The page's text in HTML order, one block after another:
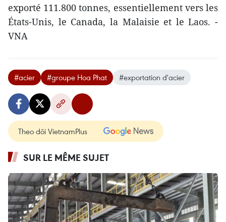
exporté 111.800 tonnes, essentiellement vers les
États-Unis, le Canada, la Malaisie et le Laos. -
VNA
#acier #groupe Hoa Phat #exportation d'acier
Theo dõi VietnamPlus
SUR LE MÊME SUJET